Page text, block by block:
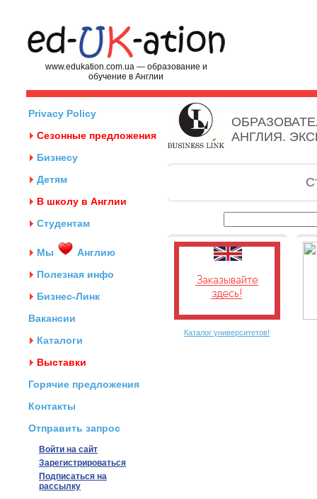
www.edukation.com.ua — образование и
обучение в Англии
Privacy Policy
Сезонные предложения
Бизнесу
Детям
В школу в Англии
Студентам
Мы
Англию
Полезная инфо
Бизнес-Линк
Вакансии
Каталоги
Выставки
Горячие предложения
Контакты
Отправить запрос
Войти на сайт
Зарегистрироваться
Подписаться на
рассылку
АНГЛИЯ.
Каталог университетов!